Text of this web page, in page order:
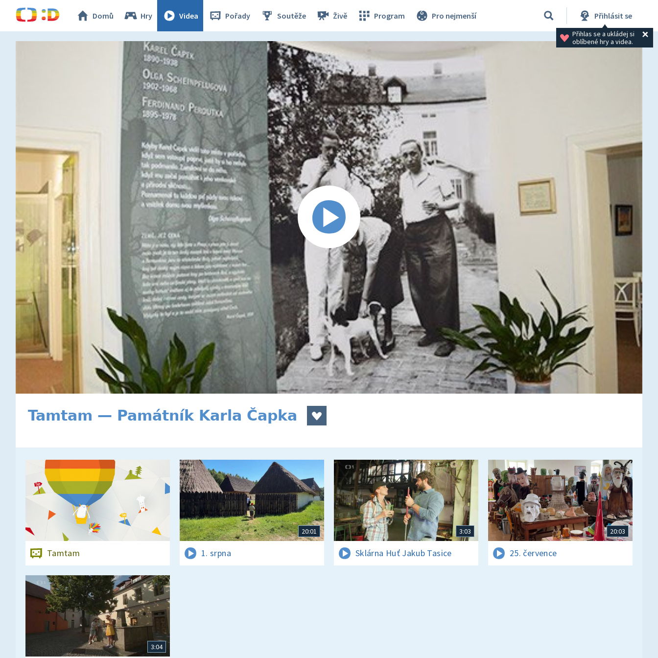
Domů Hry Videa Pořady Soutěže Živě Program Pro nejmenší Přihlásit se
Přihlas se a ukládej si
oblíbené hry a videa.
Tamtam — Památník Karla Čapka
Tamtam
20:01
1. srpna
3:03
Sklárna Huť Jakub Tasice
20:03
25. července
3:04